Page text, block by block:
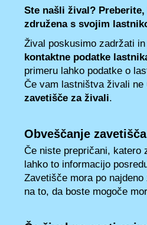
Ste našli žival?
združena s svojim
Žival poskusimo zadržati
kontaktne podatke
primeru lahko podatke o
Če vam lastništva živali ne
zavetišče za živali.
Obveščanje zavetišča
Če niste prepričani, katero
lahko to informacijo
Zavetišče mora po
na to, da boste mogoče